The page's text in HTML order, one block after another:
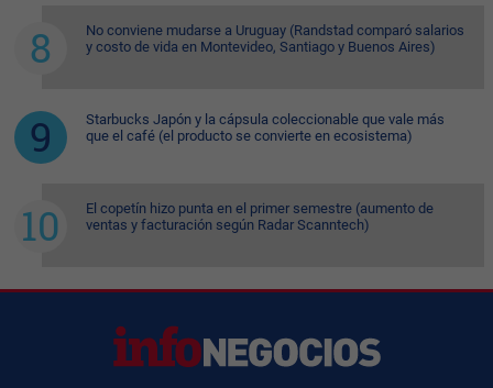
No conviene mudarse a Uruguay (Randstad comparó salarios
y costo de vida en Montevideo, Santiago y Buenos Aires)
Starbucks Japón y la cápsula coleccionable que vale más
que el café (el producto se convierte en ecosistema)
El copetín hizo punta en el primer semestre (aumento de
ventas y facturación según Radar Scanntech)